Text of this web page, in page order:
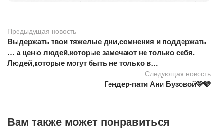
Предыдущая новость
Выдержать твои тяжелые дни,сомнения и поддержать
… а ценю людей,которые замечают не только себя.
Людей,которые могут быть не только в…
Следующая новость
Гендер-пати Ани Бузовой🩷🩵
Вам также может понравиться